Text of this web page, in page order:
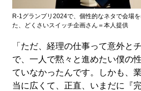
R-1グランプリ2024で、個性的なネタで会場
た、どくさいスイッチ企画さん＝本人提供
「ただ、経理の仕事って意外と
で、一人で黙々と進めたい僕の
ていなかったんです。しかも、
当に広くて、正直、いまだに『